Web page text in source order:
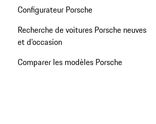
Configurateur Porsche
Recherche de voitures Porsche neuves
et d'occasion
Comparer les modèles Porsche